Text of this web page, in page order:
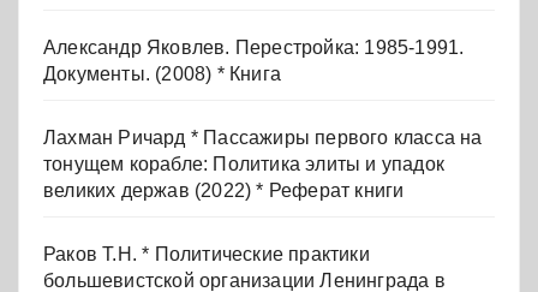
Александр Яковлев. Перестройка: 1985-1991.
Документы. (2008) * Книга
Лахман Ричард * Пассажиры первого класса на
тонущем корабле: Политика элиты и упадок
великих держав (2022) * Реферат книги
Раков Т.Н. * Политические практики
большевистской организации Ленинграда в